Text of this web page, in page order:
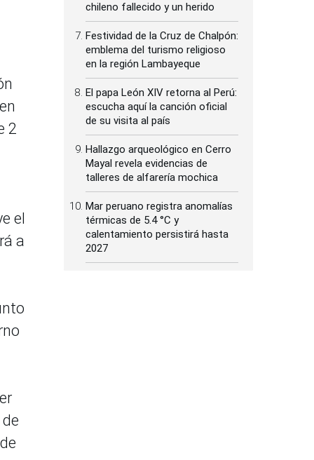
2
el
a
chileno fallecido y un herido
Festividad de la Cruz de Chalpón:
emblema del turismo religioso
en la región Lambayeque
El papa León XIV retorna al Perú:
escucha aquí la canción oficial
de su visita al país
Hallazgo arqueológico en Cerro
Mayal revela evidencias de
talleres de alfarería mochica
Mar peruano registra anomalías
térmicas de 5.4 °C y
calentamiento persistirá hasta
2027